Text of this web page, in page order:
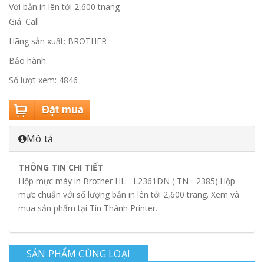
Với bản in lên tới 2,600 tnang
Giá: Call
Hãng sản xuất: BROTHER
Bảo hành:
Số lượt xem: 4846
Mô tả
THÔNG TIN CHI TIẾT
Hộp mực máy in Brother HL - L2361DN ( TN - 2385).Hộp
mực chuẩn với số lượng bản in lên tới 2,600 trang. Xem và
mua sản phẩm tại Tín Thành Printer.
SẢN PHẨM CÙNG LOẠI